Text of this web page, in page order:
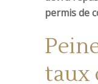
permis de
taux